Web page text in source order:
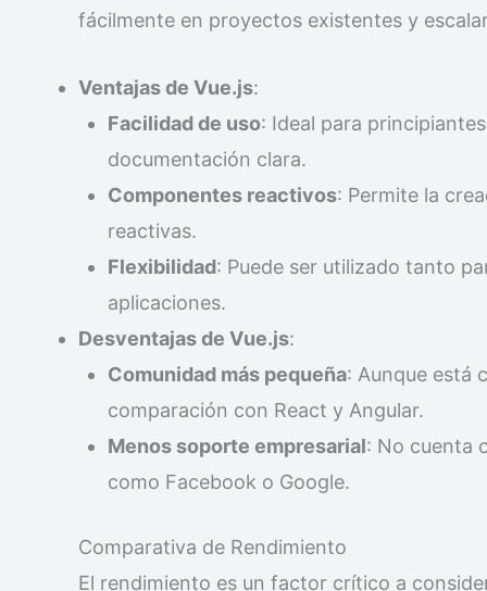
fácilmente en proyectos existentes y
Ventajas de Vue.js:
Facilidad de uso: Ideal para
documentación clara.
Componentes reactivos: Permite la
reactivas.
Flexibilidad: Puede ser utilizado tanto
aplicaciones.
Desventajas de Vue.js:
Comunidad más pequeña: Aunque está
comparación con React y Angular.
Menos soporte empresarial: No cuenta
como Facebook o Google.
Comparativa de Rendimiento
El rendimiento es un factor crítico a